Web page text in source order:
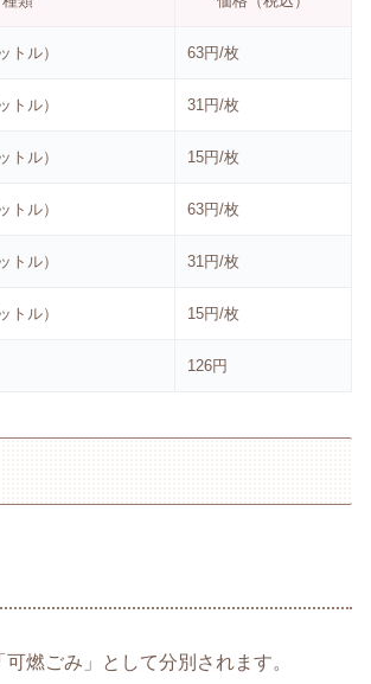
トル） 63円/枚
トル） 31円/枚
トル） 15円/枚
トル） 63円/枚
トル） 31円/枚
トル） 15円/枚
126円
燃ごみ」として分別されます。